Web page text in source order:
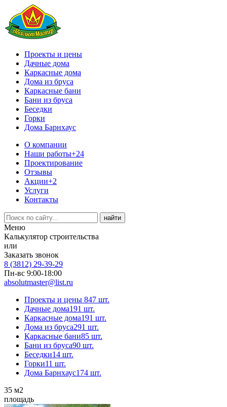
Проекты и цены
Дачные дома
Каркасные дома
Дома из бруса
Каркасные бани
Бани из бруса
Беседки
Горки
Дома Барнхаус
О компании
Наши работы+24
Проектирование
Отзывы
Акции+2
Услуги
Контакты
Меню
Калькулятор строительства
или
Заказать звонок
8 (3812) 29-39-29
Пн-вс 9:00-18:00
absolutmaster@list.ru
Проекты и цены 847 шт.
Дачные дома191 шт.
Каркасные дома191 шт.
Дома из бруса291 шт.
Каркасные бани85 шт.
Бани из бруса90 шт.
Беседки14 шт.
Горки11 шт.
Дома Барнхаус174 шт.
35 м2
площадь